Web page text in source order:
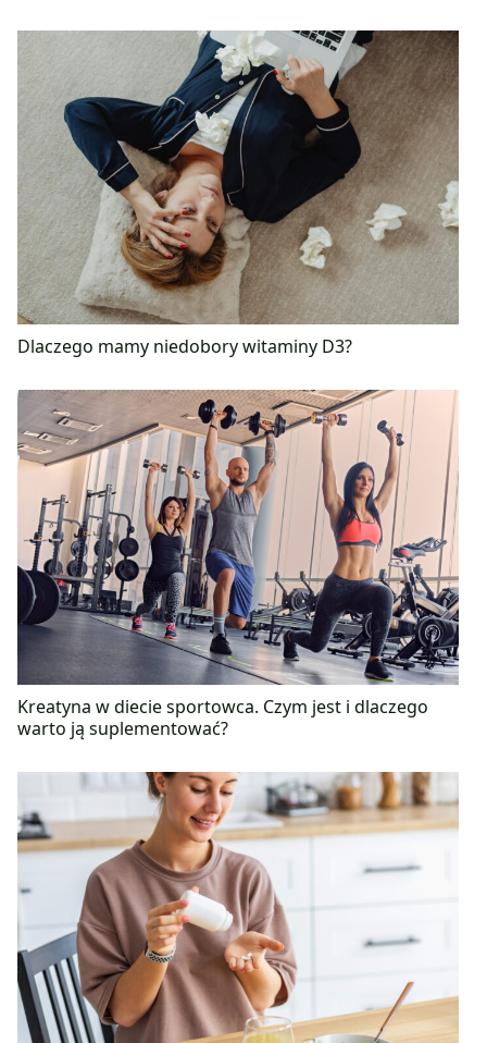
Dlaczego mamy niedobory witaminy D3?
Kreatyna w diecie sportowca. Czym jest i dlaczego
warto ją suplementować?